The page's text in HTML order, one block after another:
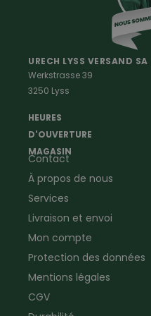
Vetements Outdoor Femmes
Vêtements de peintre
Vêtements de menuisier
Vêtements d'ouvrier
Ramoneur
Vêtements de signalisation
Jardinage
Plombier
Electricien
Vêtements d'entreprise
URECH LYSS VERSAND SA
Werkstrasse 39
3250 Lyss
HEURES
D'OUVERTURE
MAGASIN
Contact
À propos de nous
Services
Livraison et envoi
Mon compte
Protection des données
Mentions légales
CGV